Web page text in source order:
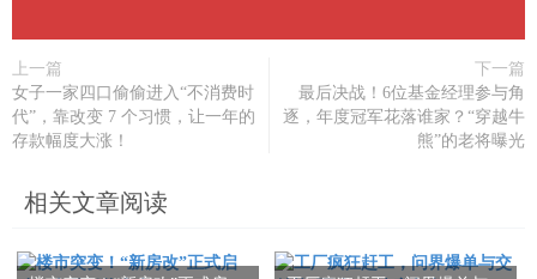
上一篇
女子一家四口偷偷进入“不消费时
代”，靠改变 7 个习惯，让一年的
存款幅度大涨！
下一篇
最后决战！6位基金经理参与角
逐，年度冠军花落谁家？“穿越牛
熊”的老将曝光
相关文章阅读